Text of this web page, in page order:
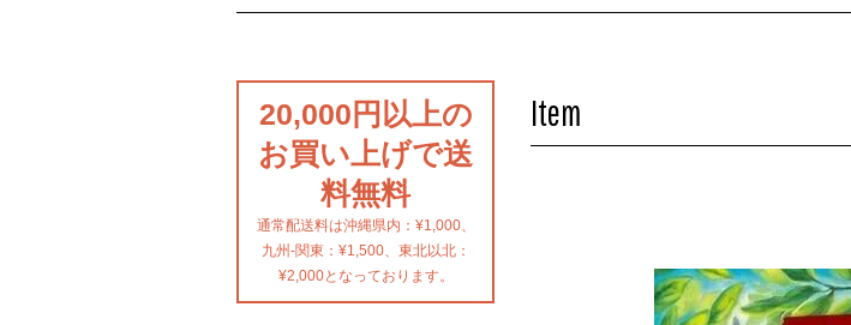
Item
20,000円以上の
お買い上げで送
料無料
通常配送料は沖縄県内：¥1,000、
九州-関東：¥1,500、東北以北：
¥2,000となっております。